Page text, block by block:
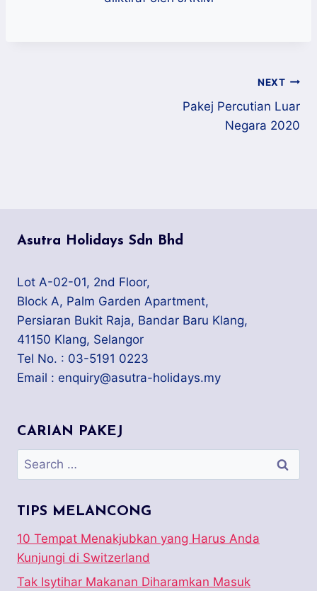
NEXT
Pakej Percutian Luar
Negara 2020
Asutra Holidays Sdn Bhd
Lot A-02-01, 2nd Floor,
Block A, Palm Garden Apartment,
Persiaran Bukit Raja, Bandar Baru Klang,
41150 Klang, Selangor
Tel No. : 03-5191 0223
Email : enquiry@asutra-holidays.my
CARIAN PAKEJ
TIPS MELANCONG
10 Tempat Menakjubkan yang Harus Anda
Kunjungi di Switzerland
Tak Isytihar Makanan Diharamkan Masuk